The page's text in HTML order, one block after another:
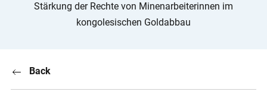
u
e
Stärkung der Rechte von Minenarbeiterinnen im
kongolesischen Goldabbau
Back